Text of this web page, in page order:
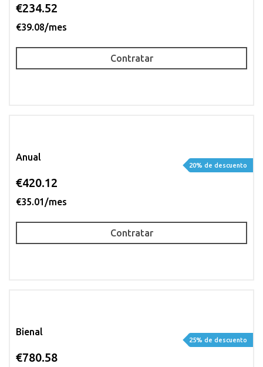
€234.52
€39.08/mes
Contratar
Anual
€420.12
€35.01/mes
20% de descuento
Contratar
Bienal
€780.58
25% de descuento